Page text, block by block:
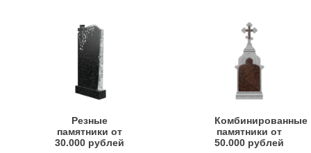
Резные
памятники от
30.000 рублей
Комбинированные
памятники от
50.000 рублей